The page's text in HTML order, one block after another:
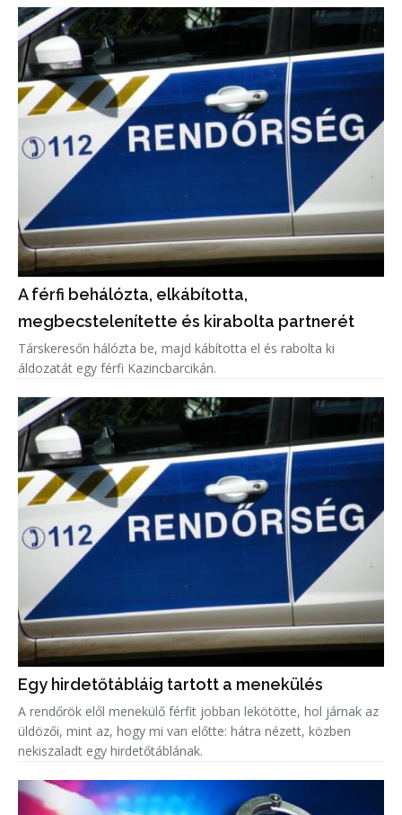
A férfi behálózta, elkábította,
megbecstelenítette és kirabolta partnerét
Társkeresőn hálózta be, majd kábította el és rabolta ki
áldozatát egy férfi Kazincbarcikán.
Egy hirdetőtábláig tartott a menekülés
A rendőrök elől menekülő férfit jobban lekötötte, hol járnak az
üldözői, mint az, hogy mi van előtte: hátra nézett, közben
nekiszaladt egy hirdetőtáblának.